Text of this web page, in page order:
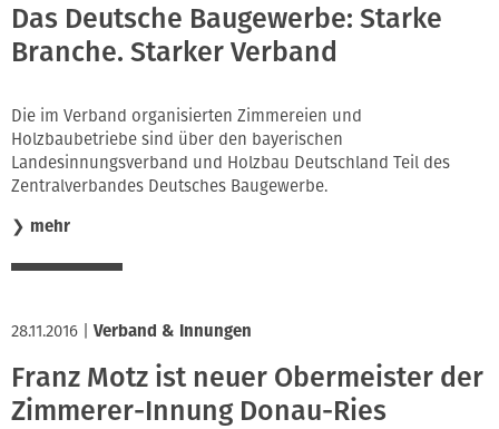
Das Deutsche Baugewerbe: Starke
Branche. Starker Verband
Die im Verband organisierten Zimmereien und
Holzbaubetriebe sind über den bayerischen
Landesinnungsverband und Holzbau Deutschland Teil des
Zentralverbandes Deutsches Baugewerbe.
❯ mehr
28.11.2016 Verband & Innungen
Franz Motz ist neuer Obermeister der
Zimmerer-Innung Donau-Ries